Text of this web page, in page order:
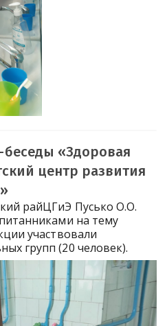
«Здоровая
центр развития
райЦГиЭ Пусько О.О.
на тему
участвовали
групп (20 человек).